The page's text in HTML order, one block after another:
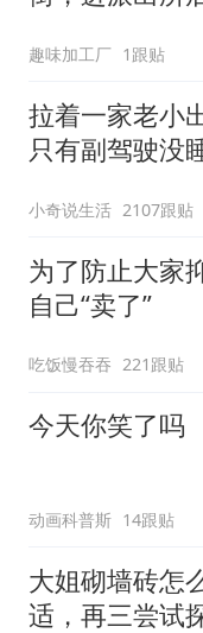
趣味加工厂 1跟贴
拉着一家老小
只有副驾驶没
小奇说生活 2107跟贴
为了防止大家
自己“卖了”
吃饭慢吞吞 221跟贴
今天你笑了吗
动画科普斯 14跟贴
大姐砌墙砖怎
适，再三尝试